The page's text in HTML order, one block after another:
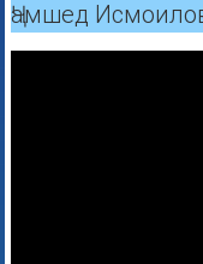
Ҷамшед